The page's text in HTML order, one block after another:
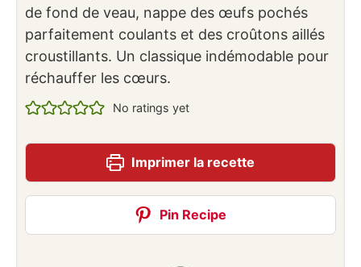
de fond de veau, nappe des œufs pochés
parfaitement coulants et des croûtons aillés
croustillants. Un classique indémodable pour
réchauffer les cœurs.
No ratings yet
Imprimer la recette
Pin Recipe